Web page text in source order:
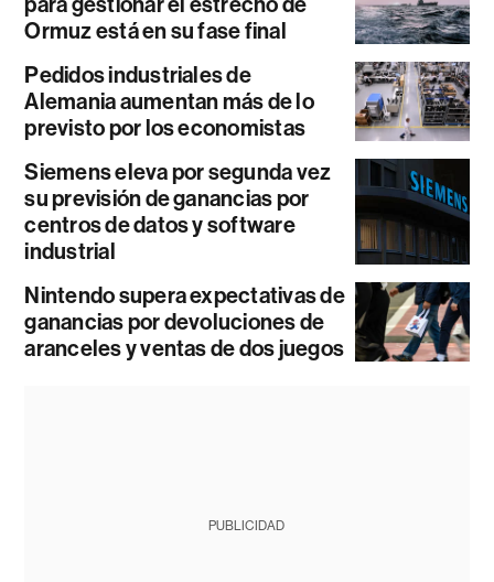
Ormuz está en su fase final
Pedidos industriales de
Alemania aumentan más de lo
previsto por los economistas
Siemens eleva por segunda vez
su previsión de ganancias por
centros de datos y software
industrial
Nintendo supera expectativas de
ganancias por devoluciones de
aranceles y ventas de dos juegos
PUBLICIDAD